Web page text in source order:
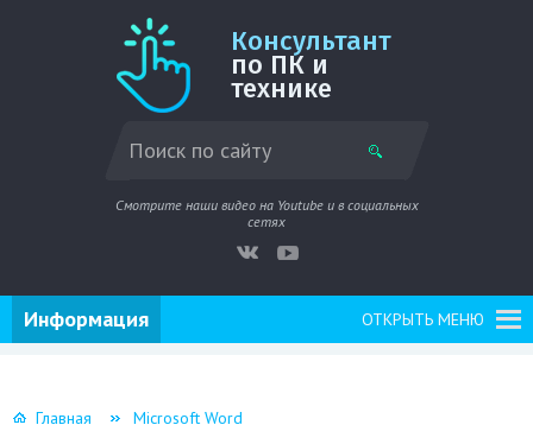
Консультант
по ПК и
технике
Смотрите наши видео на Youtube и в социальных
сетях
ОТКРЫТЬ МЕНЮ
Информация
Главная Microsoft Word